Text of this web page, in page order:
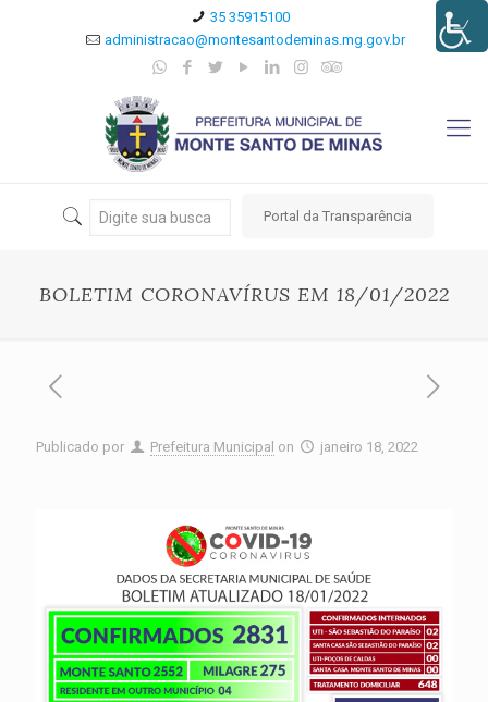
35 35915100
administracao@montesantodeminas.mg.gov.br
Portal da Transparência
BOLETIM CORONAVÍRUS EM 18/01/2022
Publicado por Prefeitura Municipal on janeiro 18, 2022